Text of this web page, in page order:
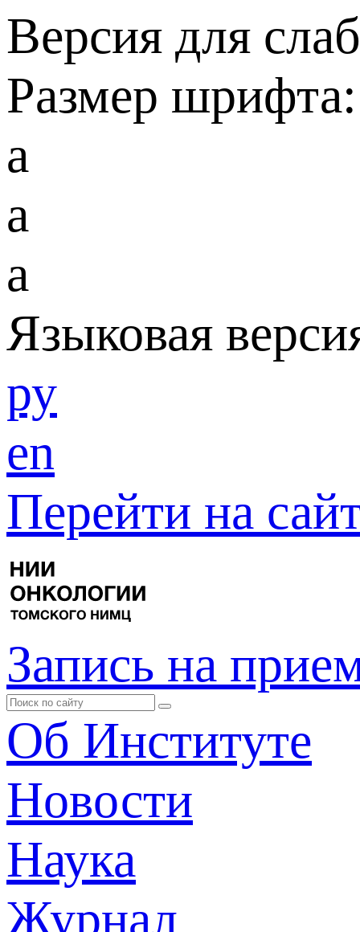
Версия для
Размер шрифта:
a
a
a
Языковая
ру
en
Перейти на
Запись на
Об Институте
Новости
Наука
Журнал